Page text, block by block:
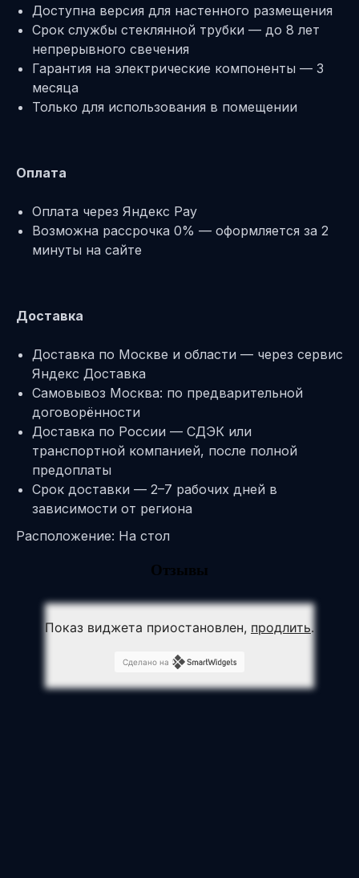
Доступна версия для настенного размещения
Срок службы стеклянной трубки — до 8 лет
непрерывного свечения
Гарантия на электрические компоненты — 3
месяца
Только для использования в помещении
Оплата
Оплата через Яндекс Pay
Возможна рассрочка 0% — оформляется за 2
минуты на сайте
Доставка
Доставка по Москве и области — через сервис
Яндекс Доставка
Самовывоз Москва: по предварительной
договорённости
Доставка по России — СДЭК или
транспортной компанией, после полной
предоплаты
Срок доставки — 2–7 рабочих дней в
зависимости от региона
Расположение: На стол
Отзывы